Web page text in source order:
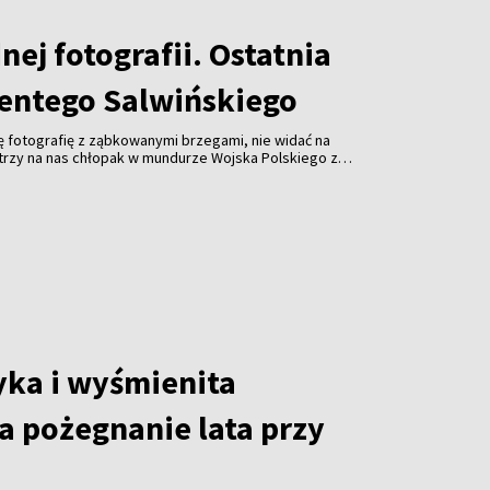
fotografii. Ostatnia
Salwińskiego
fotografię z ząbkowanymi brzegami, nie widać na
na nas chłopak w mundurze Wojska Polskiego z
pamięć dla kolegi Stacha Jałowika. Salwiński
od tamtych wydarzeń minęły dziesięciolecia,
w rodzinie – dziś pieczołowicie przechowuje ją
się temu zdjęciu, warto cofnąć się do
w Sokolnikach i poznać jego niezwykłą historię.
i wyśmienita
pożegnanie lata przy